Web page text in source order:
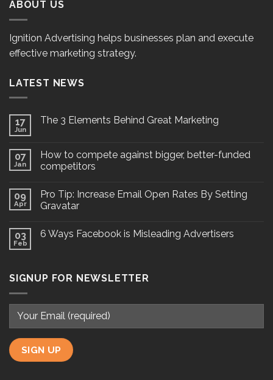
ABOUT US
Ignition Advertising helps businesses plan and execute
effective marketing strategy.
LATEST NEWS
17
Jun
The 3 Elements Behind Great Marketing
07
Jan
How to compete against bigger, better-funded
competitors
09
Apr
Pro Tip: Increase Email Open Rates By Setting
Gravatar
03
Feb
6 Ways Facebook is Misleading Advertisers
SIGNUP FOR NEWSLETTER